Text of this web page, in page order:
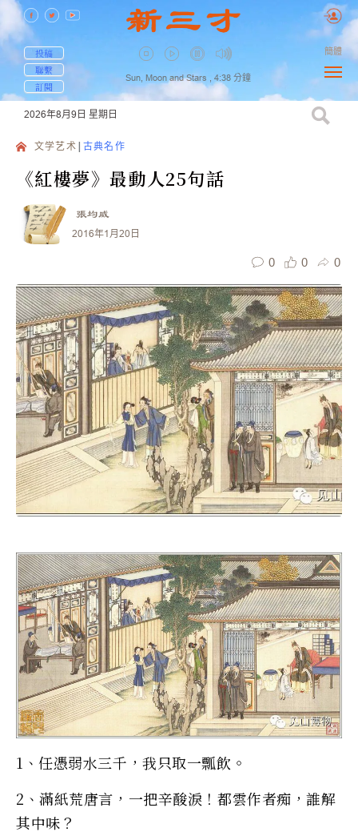
投稿
聯繫
訂閱
Sun, Moon and Stars , 4:38 分鐘
簡體
2026年8月9日 星期日
文学艺术 古典名作
《紅樓夢》最動人25句話
張均威
2016年1月20日
0 0 0
1、任憑弱水三千，我只取一瓢飲。
2、滿紙荒唐言，一把辛酸淚！都雲作者痴，誰解
其中味？